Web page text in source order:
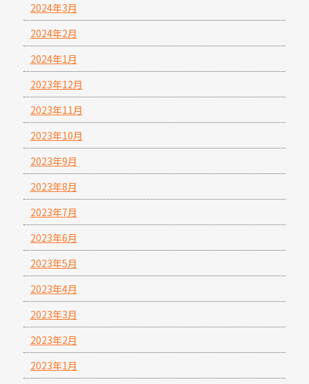
2024年3月
2024年2月
2024年1月
2023年12月
2023年11月
2023年10月
2023年9月
2023年8月
2023年7月
2023年6月
2023年5月
2023年4月
2023年3月
2023年2月
2023年1月